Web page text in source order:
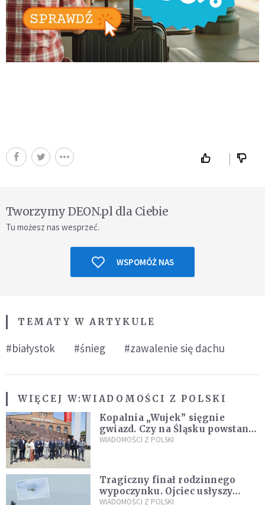
Tworzymy DEON.pl dla Ciebie
Tu możesz nas wesprzeć.
WSPOMÓŻ NAS
TEMATY W ARTYKULE
#białystok #śnieg #zawalenie się dachu
WIĘCEJ W:WIADOMOŚCI Z POLSKI
Kopalnia „Wujek” sięgnie
gwiazd. Czy na Śląsku powstanie
„Dolina Krzemowa”?
WIADOMOŚCI Z POLSKI
Tragiczny finał rodzinnego
wypoczynku. Ojciec usłyszy
zarzuty
WIADOMOŚCI Z POLSKI